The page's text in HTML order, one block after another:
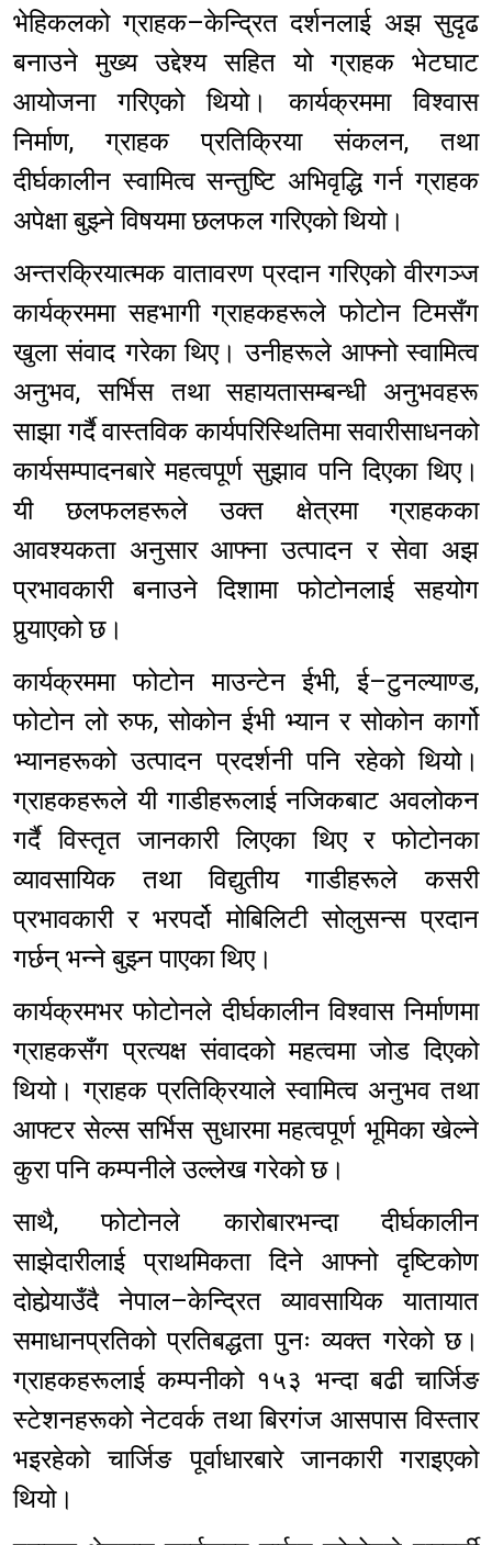
भेहिकलको ग्राहक–केन्द्रित दर्शनलाई अझ सुदृढ
बनाउने मुख्य उद्देश्य सहित यो ग्राहक भेटघाट
आयोजना गरिएको थियो। कार्यक्रममा विश्वास
निर्माण, ग्राहक प्रतिक्रिया संकलन, तथा
दीर्घकालीन स्वामित्व सन्तुष्टि अभिवृद्धि गर्न ग्राहक
अपेक्षा बुझ्ने विषयमा छलफल गरिएको थियो।
अन्तरक्रियात्मक वातावरण प्रदान गरिएको वीरगञ्ज
कार्यक्रममा सहभागी ग्राहकहरूले फोटोन टिमसँग
खुला संवाद गरेका थिए। उनीहरूले आफ्नो स्वामित्व
अनुभव, सर्भिस तथा सहायतासम्बन्धी अनुभवहरू
साझा गर्दै वास्तविक कार्यपरिस्थितिमा सवारीसाधनको
कार्यसम्पादनबारे महत्वपूर्ण सुझाव पनि दिएका थिए।
यी छलफलहरूले उक्त क्षेत्रमा ग्राहकका
आवश्यकता अनुसार आफ्ना उत्पादन र सेवा अझ
प्रभावकारी बनाउने दिशामा फोटोनलाई सहयोग
पुर्‍याएको छ।
कार्यक्रममा फोटोन माउन्टेन ईभी, ई–टुनल्याण्ड,
फोटोन लो रुफ, सोकोन ईभी भ्यान र सोकोन कार्गो
भ्यानहरूको उत्पादन प्रदर्शनी पनि रहेको थियो।
ग्राहकहरूले यी गाडीहरूलाई नजिकबाट अवलोकन
गर्दै विस्तृत जानकारी लिएका थिए र फोटोनका
व्यावसायिक तथा विद्युतीय गाडीहरूले कसरी
प्रभावकारी र भरपर्दो मोबिलिटी सोलुसन्स प्रदान
गर्छन् भन्ने बुझ्न पाएका थिए।
कार्यक्रमभर फोटोनले दीर्घकालीन विश्वास निर्माणमा
ग्राहकसँग प्रत्यक्ष संवादको महत्वमा जोड दिएको
थियो। ग्राहक प्रतिक्रियाले स्वामित्व अनुभव तथा
आफ्टर सेल्स सर्भिस सुधारमा महत्वपूर्ण भूमिका खेल्ने
कुरा पनि कम्पनीले उल्लेख गरेको छ।
साथै, फोटोनले कारोबारभन्दा दीर्घकालीन
साझेदारीलाई प्राथमिकता दिने आफ्नो दृष्टिकोण
दोहोर्‍याउँदै नेपाल–केन्द्रित व्यावसायिक यातायात
समाधानप्रतिको प्रतिबद्धता पुनः व्यक्त गरेको छ।
ग्राहकहरूलाई कम्पनीको १५३ भन्दा बढी चार्जिङ
स्टेशनहरूको नेटवर्क तथा बिरगंज आसपास विस्तार
भइरहेको चार्जिङ पूर्वाधारबारे जानकारी गराइएको
थियो।